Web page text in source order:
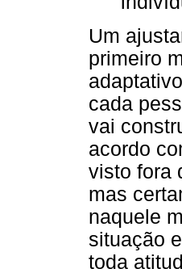
Um
primeiro
cada
vai
acordo
visto fora
mas
naquele
situação
toda